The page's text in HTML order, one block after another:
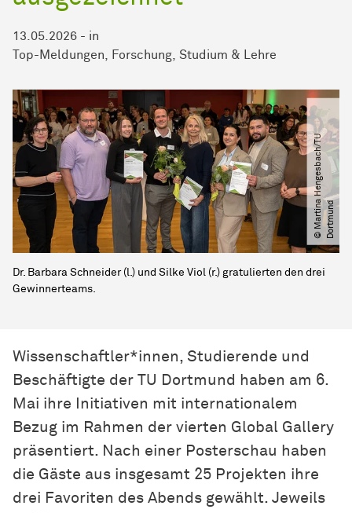
13.05.2026 - in
Top-Meldungen
Forschung Studium & Lehre
©
M
a
r
t
i
na
H
e
n
g
e
s
b
a
c
h​
/​
T
U
D
o
r
t
m
u
nd
Dr. Barbara Schneider (l.) und Silke Viol (r.) gratulierten den drei
Gewinnerteams.
Wissen­schaft­ler*innen, Studierende und
Beschäftigte der TU Dortmund haben am 6.
Mai ihre Initiativen mit internationalem
Bezug im Rahmen der vierten Global Gallery
präsentiert. Nach einer Posterschau haben
die Gäste aus insgesamt 25 Projekten ihre
drei Favoriten des Abends gewählt. Jeweils